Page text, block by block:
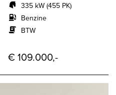
335 kW (455 PK)
Benzine
BTW
€ 109.000,-